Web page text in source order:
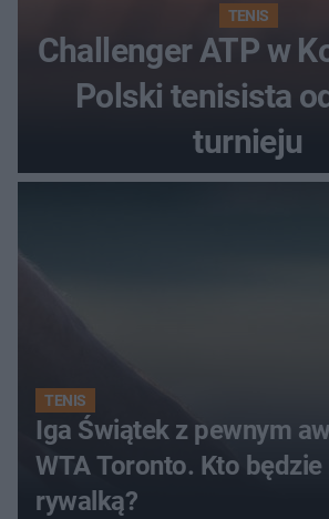
TENIS
Challenger ATP w
Polski tenisista
turnieju
TENIS
Iga Świątek z pewnym
WTA Toronto. Kto
rywalką?